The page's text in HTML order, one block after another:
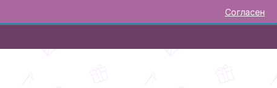
Согласен